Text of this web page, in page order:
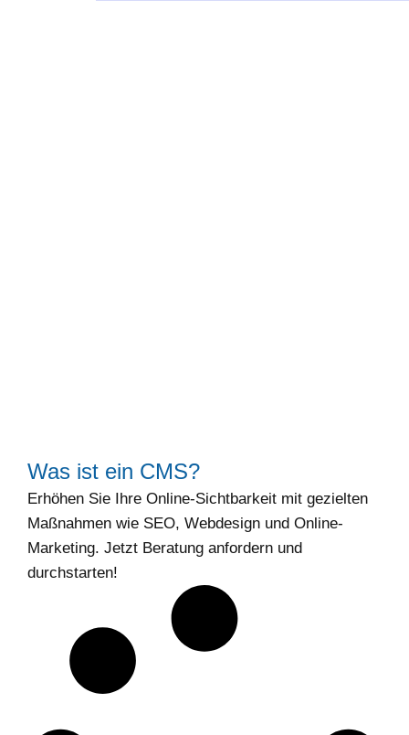
Was ist ein CMS?
Erhöhen Sie Ihre Online-Sichtbarkeit mit gezielten
Maßnahmen wie SEO, Webdesign und Online-
Marketing. Jetzt Beratung anfordern und
durchstarten!